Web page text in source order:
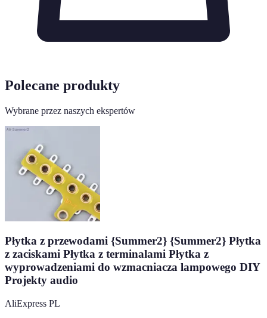
Polecane produkty
Wybrane przez naszych ekspertów
Płytka z przewodami {Summer2} {Summer2} Płytka
z zaciskami Płytka z terminalami Płytka z
wyprowadzeniami do wzmacniacza lampowego DIY
Projekty audio
AliExpress PL